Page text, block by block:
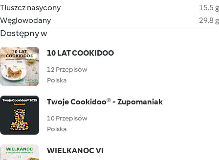
Tłuszcz nasycony
15.5 g
Węglowodany
29.8 g
Dostępny w
10 LAT COOKIDOO
12 Przepisów
Polska
Twoje Cookidoo® - Zupomaniak
10 Przepisów
Polska
WIELKANOC VI